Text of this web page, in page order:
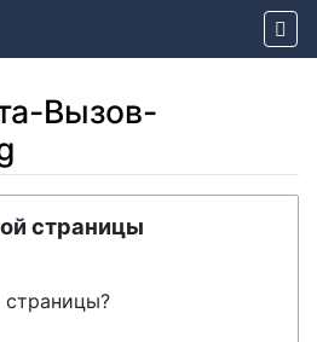
Вызов-
страницы